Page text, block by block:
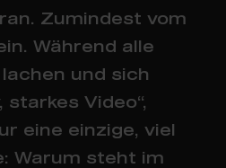
Zumindest vom
Während alle
und sich
starkes Video“,
eine einzige, viel
Warum steht im